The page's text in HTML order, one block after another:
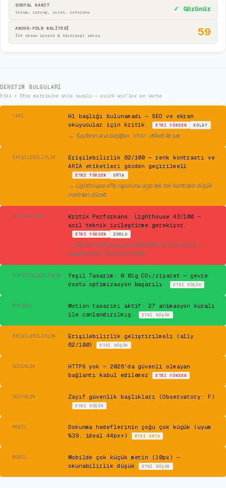
SOSYAL KANIT
Yorum, rating, rozet, referans ✓ Görünür
ABOVE-FOLD KALİTESİ
İlk ekran içerik & hiyerarşi skoru 59
DENETIM BULGULARI
Etki × Efor matrisine göre sıralı — quick win'ler en üstte
YAPI
H1 başlığı bulunamadı — SEO ve ekran
okuyucular için kritik.
ETKIYÜKSEK KOLAY
→ Sayfanın ana başlığını `<h1>` etiketi ile sar.
ERIŞILEBILIRLIK
Erişilebilirlik 62/100 — renk kontrastı ve
ARIA etiketleri gözden geçirilmeli.
ETKIYÜKSEK ORTA
→ Lighthouse a11y raporunu açıp tek tek kontrastı düşük
metinleri düzelt.
MÜHENDISLIK
Kritik Performans: Lighthouse 43/100 —
acil teknik iyileştirme gerekiyor.
ETKIYÜKSEK ZORLU
→ Görsel optimizasyonu (WebP/AVIF), kod bölme,
kullanılmayan JS/CSS temizliği.
SÜRDÜRÜLEBILIRLIK
Yeşil Tasarım: 0.01g CO₂/ziyaret — çevre
dostu optimizasyon başarılı.
ETKI DÜŞÜK
MOTION
Motion tasarımı aktif: 27 animasyon kuralı
ile canlandırılmış.
ETKI DÜŞÜK
ERIŞILEBILIRLIK
Erişilebilirlik geliştirilmeli (a11y
62/100)
ETKI DÜŞÜK
GÜVENLIK
HTTPS yok — 2026'da güvenli olmayan
bağlantı kabul edilemez
ETKIYÜKSEK
GÜVENLIK Zayıf güvenlik başlıkları (Observatory: F)
ETKI DÜŞÜK
MOBIL
Dokunma hedeflerinin çoğu çok küçük (uyum
%39, ideal 44px+)
ETKI ORTA
MOBIL
Mobilde çok küçük metin (10px) —
okunabilirlik düşük
ETKI DÜŞÜK